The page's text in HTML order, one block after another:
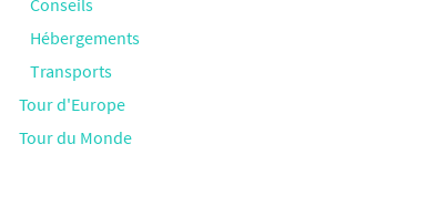
Hébergements
Transports
Tour d'Europe
Tour du Monde